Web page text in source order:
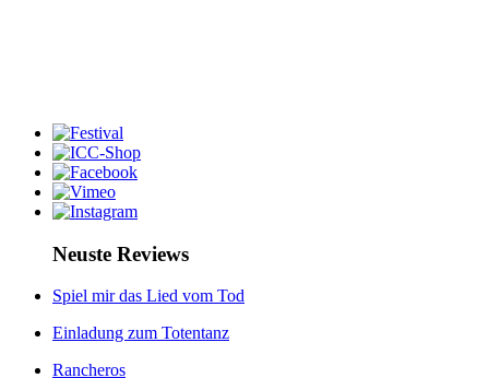
Neuste Reviews
Spiel mir das Lied vom Tod
Einladung zum Totentanz
Rancheros